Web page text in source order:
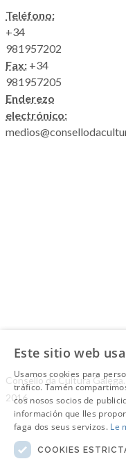
Teléfono:
+34
981957202
Fax: +34
981957205
Enderezo
electrónico:
Aviso Legal
Consello da Cultura Galega.
2016
Este sitio web
Usamos cookies para
tráfico. Tamén
cos nosos socios de
información que lles
faga dos seus servizos. Le
COOKIES